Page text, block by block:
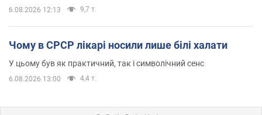
6.08.2026 12:13 9,7 т.
Чому в СРСР лікарі носили лише білі халати
У цьому був як практичний, так і символічний сенс
6.08.2026 13:00 4,4 т.